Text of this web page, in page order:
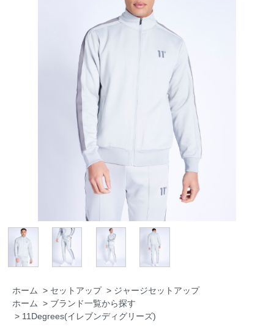
ホーム > セットアップ > ジャージセットアップ
ホーム
> ブランド一覧から探す
> 11Degrees(イレブンディグリーズ)